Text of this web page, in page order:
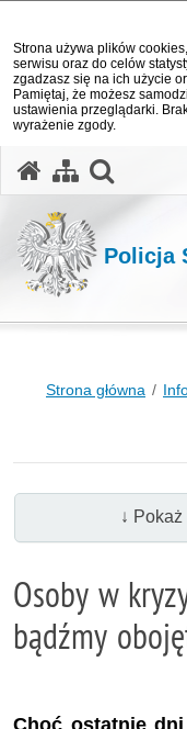
Strona używa plików
serwisu oraz do celów
zgadzasz się na ich użycie
Pamiętaj, że możesz
ustawienia przeglądarki.
wyrażenie zgody.
Policja
Strona główna
↓
Osoby w
bądźmy
Choć ostatnie